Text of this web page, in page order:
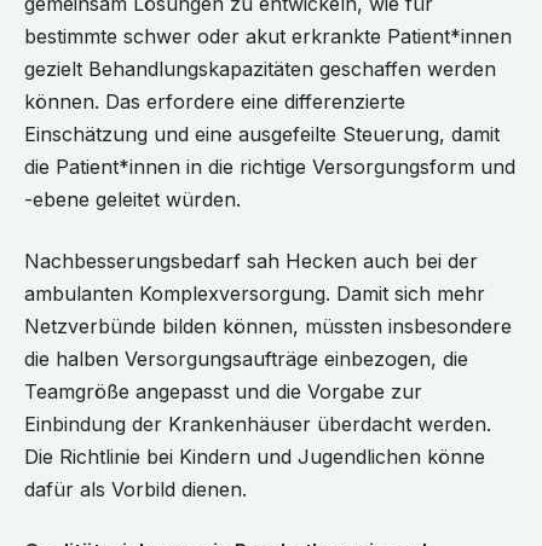
bestimmte schwer oder akut erkrankte Patient*innen
gezielt Behandlungskapazitäten geschaffen werden
können. Das erfordere eine differenzierte
Einschätzung und eine ausgefeilte Steuerung, damit
die Patient*innen in die richtige Versorgungsform und
-ebene geleitet würden.
Nachbesserungsbedarf sah Hecken auch bei der
ambulanten Komplexversorgung. Damit sich mehr
Netzverbünde bilden können, müssten insbesondere
die halben Versorgungsaufträge einbezogen, die
Teamgröße angepasst und die Vorgabe zur
Einbindung der Krankenhäuser überdacht werden.
Die Richtlinie bei Kindern und Jugendlichen könne
dafür als Vorbild dienen.